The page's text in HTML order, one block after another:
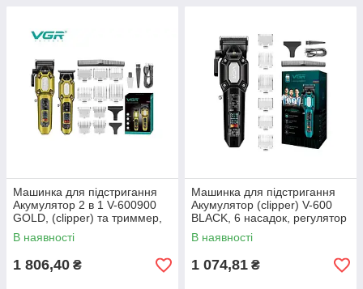
Машинка для пiдстригання
Акумулятор 2 в 1 V-600900
GOLD, (clipper) та триммер,
10 насадок, LED display, 7000
RPM ТМ VGR
В наявності
1 806,40 ₴
Машинка для пiдстригання
Акумулятор (clipper) V-600
BLACK, 6 насадок, регулятор
висоти, LED display, 7000
RPM ТМ VGR
В наявності
1 074,81 ₴